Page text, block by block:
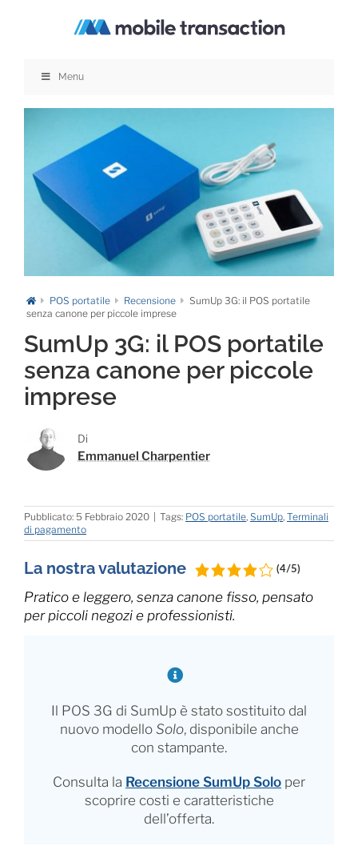
Menu
POS portatile Recensione
SumUp 3G: il POS portatile
senza canone per piccole imprese
SumUp 3G: il POS portatile
senza canone per piccole
imprese
Di
Emmanuel Charpentier
Pubblicato: 5 Febbraio 2020 Tags: POS portatile, SumUp, Terminali
di pagamento
La nostra valutazione (4/5)
Pratico e leggero, senza canone fisso, pensato
per piccoli negozi e professionisti.
Il POS 3G di SumUp è stato sostituito dal
nuovo modello Solo, disponibile anche
con stampante.
Consulta la Recensione SumUp Solo per
scoprire costi e caratteristiche
dell’offerta.